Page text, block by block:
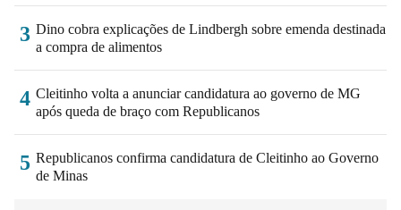
3 Dino cobra explicações de Lindbergh sobre emenda destinada
a compra de alimentos
4 Cleitinho volta a anunciar candidatura ao governo de MG
após queda de braço com Republicanos
5 Republicanos confirma candidatura de Cleitinho ao Governo
de Minas